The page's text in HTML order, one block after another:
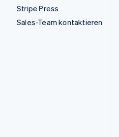
Stripe Press
Sales-Team kontaktieren